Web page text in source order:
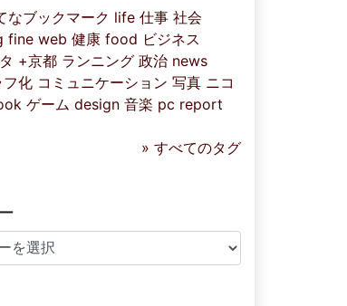
なブックマーク life 仕事 社会
fine web 健康 food ビジネス
+京都 ランニング 政治 news
フ化 コミュニケーション 写真 ニコ
ゲーム design 音楽 pc report
» すべてのタグ